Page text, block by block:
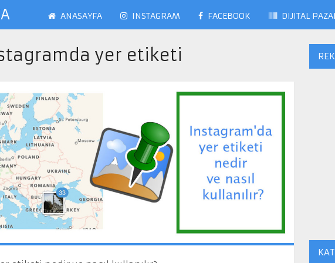
ANASAYFA INSTAGRAM FACEBOOK DIJITAL
yer etiketi